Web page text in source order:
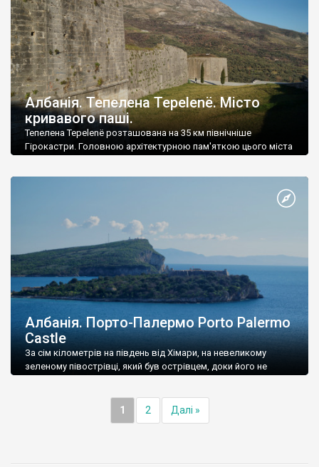
Албанія. Тепелена Tepelenë. Місто
кривавого паші.
Тепелена Tepelenë розташована на 35 км північніше
Гірокастри. Головною архітектурною пам'яткою цього міста
Албанія. Порто-Палермо Porto Palermo
Castle
За сім кілометрів на південь від Хімари, на невеликому
зеленому півострівці, який був острівцем, доки його не
1 2 Далі »